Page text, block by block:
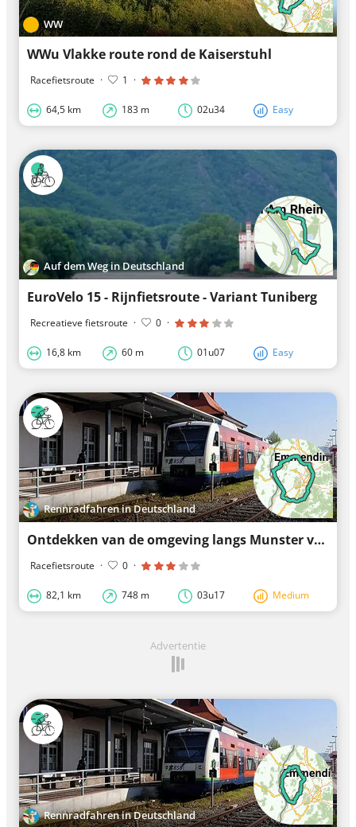
WW
WWu Vlakke route rond de Kaiserstuhl
Racefietsroute · 1 ·
64,5 km 183 m 02u34 Easy
Auf dem Weg in Deutschland
EuroVelo 15 - Rijnfietsroute - Variant Tuniberg
Recreatieve fietsroute · 0 ·
16,8 km 60 m 01u07 Easy
Rennradfahren in Deutschland
Ontdekken van de omgeving langs Munster van Freiburg
Racefietsroute · 0 ·
82,1 km 748 m 03u17 Medium
Advertentie
Rennradfahren in Deutschland